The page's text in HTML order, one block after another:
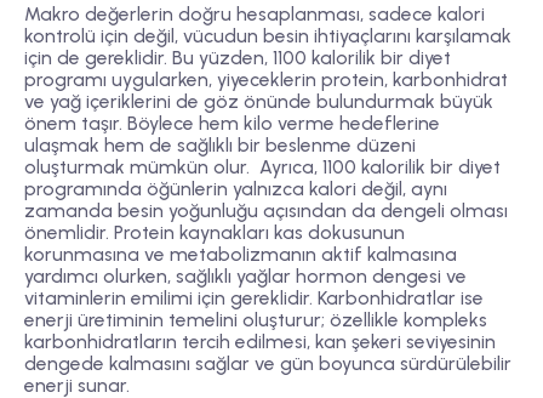
Makro değerlerin doğru hesaplanması, sadece kalori
kontrolü için değil, vücudun besin ihtiyaçlarını karşılamak
için de gereklidir. Bu yüzden, 1100 kalorilik bir diyet
programı uygularken, yiyeceklerin protein, karbonhidrat
ve yağ içeriklerini de göz önünde bulundurmak büyük
önem taşır. Böylece hem kilo verme hedeflerine
ulaşmak hem de sağlıklı bir beslenme düzeni
oluşturmak mümkün olur. Ayrıca, 1100 kalorilik bir diyet
programında öğünlerin yalnızca kalori değil, aynı
zamanda besin yoğunluğu açısından da dengeli olması
önemlidir. Protein kaynakları kas dokusunun
korunmasına ve metabolizmanın aktif kalmasına
yardımcı olurken, sağlıklı yağlar hormon dengesi ve
vitaminlerin emilimi için gereklidir. Karbonhidratlar ise
enerji üretiminin temelini oluşturur; özellikle kompleks
karbonhidratların tercih edilmesi, kan şekeri seviyesinin
dengede kalmasını sağlar ve gün boyunca sürdürülebilir
enerji sunar.